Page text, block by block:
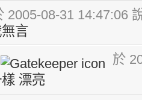
2005-08-31 14:47:06
言
於
漂亮